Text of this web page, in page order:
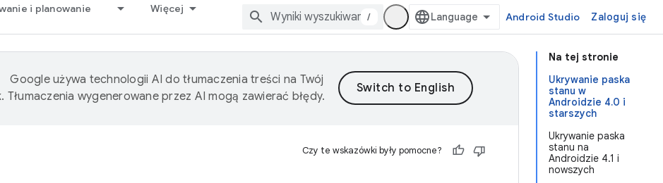
i planowanie Więcej
/ Android Studio Zaloguj się
Na tej stronie
Ukrywanie paska
stanu w
Androidzie 4.0 i
starszych
Ukrywanie paska
stanu na
Androidzie 4.1 i
nowszych
Google używa technologii AI do tłumaczenia treści na Twój
Tłumaczenia wygenerowane przez AI mogą zawierać błędy.
Czy te wskazówki były pomocne?